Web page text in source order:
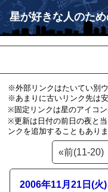
星が好きな人のた
※外部リンクはたいてい別
※あまりに古いリンク先は
※固定リンクは星のアイコン
※更新は日付の前日の夜と
ンクを追加することもありま
«前(11-20)
2006年11月21日(火)